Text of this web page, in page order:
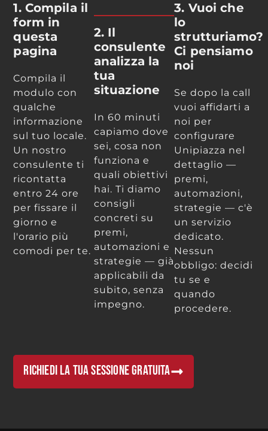
1. Compila il
form in
questa
pagina
Compila il
modulo con
qualche
informazione
sul tuo locale.
Un nostro
consulente ti
ricontatta
entro 24 ore
per fissare il
giorno e
l'orario più
comodi per te.
2. Il
consulente
analizza la
tua
situazione
In 60 minuti
capiamo dove
sei, cosa non
funziona e
quali obiettivi
hai. Ti diamo
consigli
concreti su
premi,
automazioni e
strategie — già
applicabili da
subito, senza
impegno.
3. Vuoi che
lo
strutturiamo?
Ci pensiamo
noi
Se dopo la call
vuoi affidarti a
noi per
configurare
Unipiazza nel
dettaglio —
premi,
automazioni,
strategie — c'è
un servizio
dedicato.
Nessun
obbligo: decidi
tu se e
quando
procedere.
RICHIEDI LA TUA SESSIONE GRATUITA